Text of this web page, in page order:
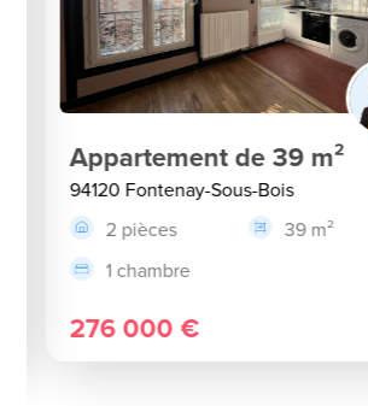
Appartement de 39 m²
94120 Fontenay-Sous-Bois
2 pièces
39 m²
1 chambre
276 000 €